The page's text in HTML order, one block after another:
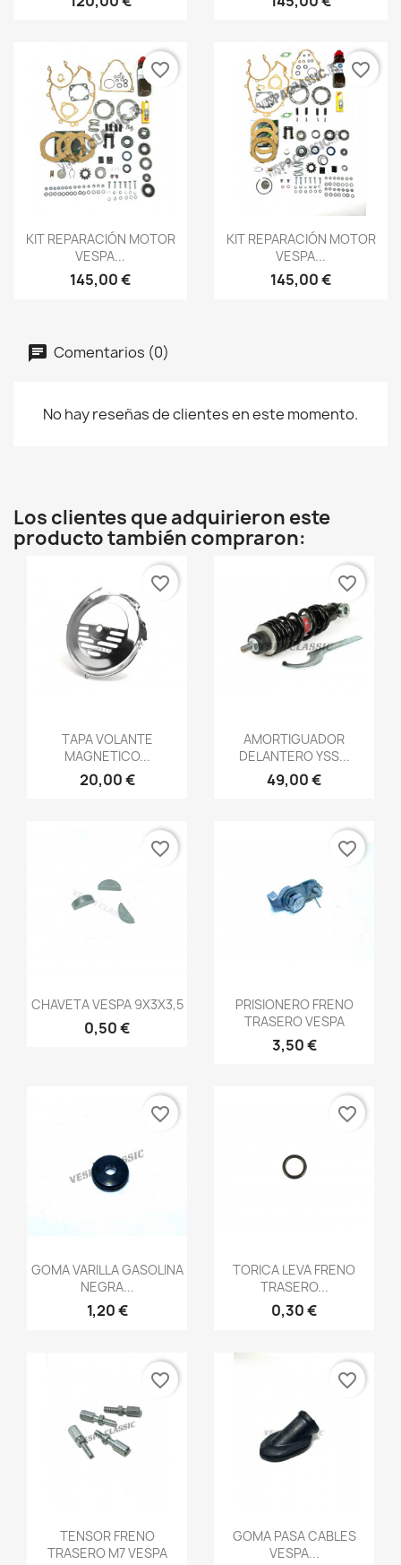
Vista rápida
KIT REPARACIÓN MOTOR
VESPA...
145,00 €
favorite_border
Vista rápida
KIT REPARACIÓN MOTOR
VESPA...
145,00 €
favorite_border
Comentarios (0)
No hay reseñas de clientes en este momento.
Los clientes que adquirieron este
producto también compraron:
Vista rápida
TAPA VOLANTE
MAGNETICO...
20,00 €
favorite_border
Vista rápida
AMORTIGUADOR
DELANTERO YSS...
49,00 €
favorite_border
Vista rápida
CHAVETA VESPA 9X3X3,5
0,50 €
favorite_border
Vista rápida
PRISIONERO FRENO
TRASERO VESPA
3,50 €
favorite_border
Vista rápida
GOMA VARILLA GASOLINA
NEGRA...
1,20 €
favorite_border
Vista rápida
TORICA LEVA FRENO
TRASERO...
0,30 €
favorite_border
Vista rápida
TENSOR FRENO
TRASERO M7 VESPA
favorite_border
Vista rápida
GOMA PASA CABLES
VESPA...
favorite_border